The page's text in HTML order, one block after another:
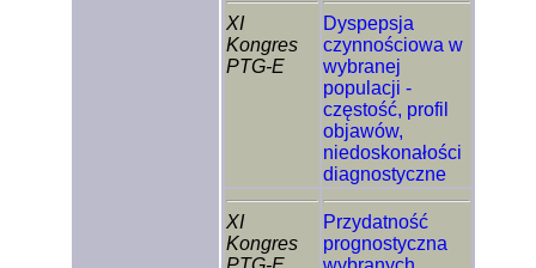
XI
Kongres
PTG-E
Dyspepsja
czynnościowa w
wybranej
populacji -
częstość, profil
objawów,
niedoskonałości
diagnostyczne
XI
Kongres
Przydatność
prognostyczna